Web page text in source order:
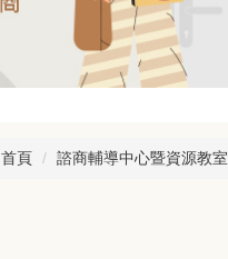
首頁 諮商輔導中心暨資源教室